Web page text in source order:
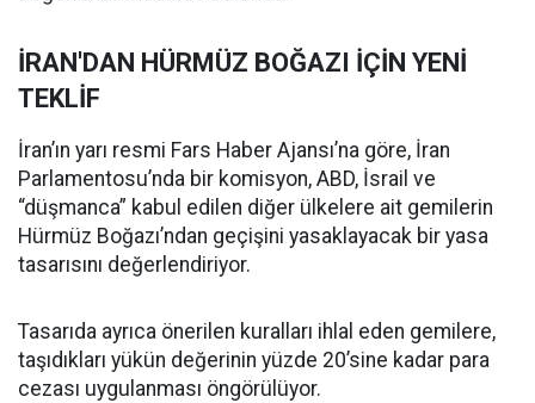
İRAN'DAN HÜRMÜZ BOĞAZI İÇİN YENİ
TEKLİF
İran’ın yarı resmi Fars Haber Ajansı’na göre, İran
Parlamentosu’nda bir komisyon, ABD, İsrail ve
“düşmanca” kabul edilen diğer ülkelere ait gemilerin
Hürmüz Boğazı’ndan geçişini yasaklayacak bir yasa
tasarısını değerlendiriyor.
Tasarıda ayrıca önerilen kuralları ihlal eden gemilere,
taşıdıkları yükün değerinin yüzde 20’sine kadar para
cezası uygulanması öngörülüyor.